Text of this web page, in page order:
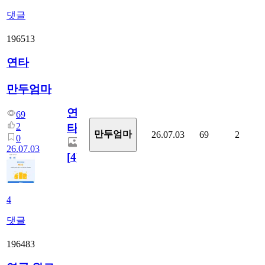
댓글
196513
연타
만두엄마
69
2
0
26.07.03
4
댓글
연
타
[4]
만두엄마 26.07.03 69 2
196483